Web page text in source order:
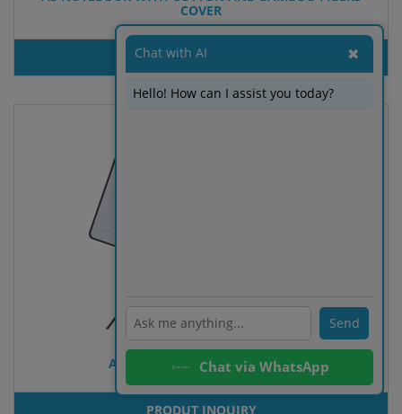
COVER
PRODUT INQUIRY
A5 notebook with lined pages
PRODUT INQUIRY
Chat with AI ✖
Hello! How can I assist you today?
Send
Chat via WhatsApp